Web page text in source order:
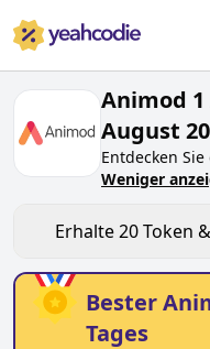
Animod
August
Entdecken
von heute für
Token bei
Erhalten Sie
beim Sparen
Weniger
Erhalte20Token
Bester
Tages